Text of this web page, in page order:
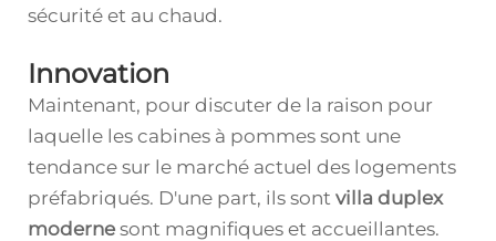
sécurité et au chaud.
Innovation
Maintenant, pour discuter de la raison pour
laquelle les cabines à pommes sont une
tendance sur le marché actuel des logements
préfabriqués. D'une part, ils sont villa duplex
moderne sont magnifiques et accueillantes.